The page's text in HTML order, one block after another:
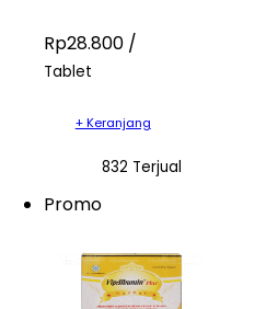
Rp28.800 /
Tablet
+ Keranjang
832 Terjual
Promo